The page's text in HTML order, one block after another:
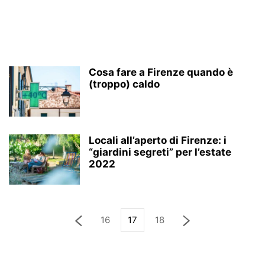
Cosa fare a Firenze quando è
(troppo) caldo
Locali all’aperto di Firenze: i
“giardini segreti” per l’estate
2022
16 17 18